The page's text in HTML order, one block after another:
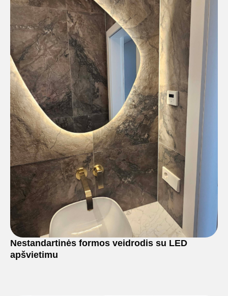
Nestandartinės formos veidrodis su LED
apšvietimu